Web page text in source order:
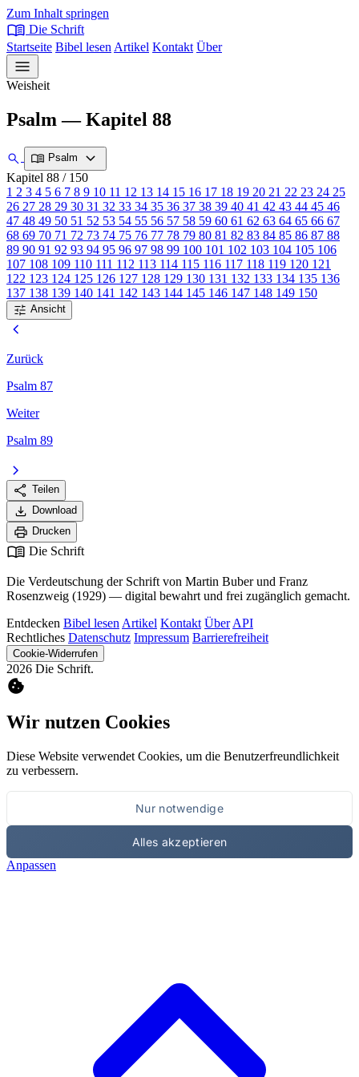
Zum Inhalt springen
menu_book Die Schrift
Startseite Bibel lesen Artikel Kontakt Über
menu
Weisheit
Psalm — Kapitel 88
search menu_book Psalm expand_more
Kapitel 88 / 150
1 2 3 4 5 6 7 8 9 10 11 12 13 14 15 16 17 18 19 20 21 22 23 24 25
26 27 28 29 30 31 32 33 34 35 36 37 38 39 40 41 42 43 44 45 46
47 48 49 50 51 52 53 54 55 56 57 58 59 60 61 62 63 64 65 66 67
68 69 70 71 72 73 74 75 76 77 78 79 80 81 82 83 84 85 86 87 88
89 90 91 92 93 94 95 96 97 98 99 100 101 102 103 104 105 106
107 108 109 110 111 112 113 114 115 116 117 118 119 120 121
122 123 124 125 126 127 128 129 130 131 132 133 134 135 136
137 138 139 140 141 142 143 144 145 146 147 148 149 150
tune Ansicht
chevron_left
Zurück
Psalm 87
Weiter
Psalm 89
chevron_right
share Teilen
download Download
print Drucken
menu_book Die Schrift
Die Verdeutschung der Schrift von Martin Buber und Franz
Rosenzweig (1929) — digital bewahrt und frei zugänglich gemacht.
Entdecken Bibel lesen Artikel Kontakt Über API
Rechtliches Datenschutz Impressum Barrierefreiheit
Cookie-Widerrufen
2026 Die Schrift.
cookie
Wir nutzen Cookies
Diese Website verwendet Cookies, um die Benutzerfreundlichkeit
zu verbessern.
Nur notwendige
Alles akzeptieren
Anpassen